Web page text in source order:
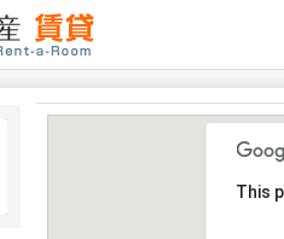
This